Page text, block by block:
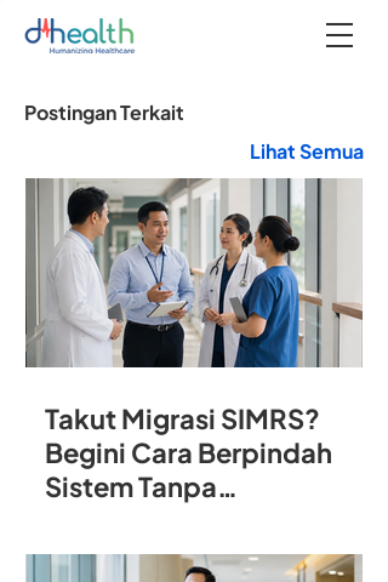
Postingan Terkait
Lihat Semua
Takut Migrasi SIMRS?
Begini Cara Berpindah
Sistem Tanpa
Rumah Sakit